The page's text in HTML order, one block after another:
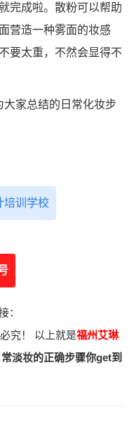
成啦。散粉可以帮助
营造一种雾面的妆感
要太重，不然会显得不
大家总结的日常化妆步
培训学校
：
究！ 以上就是福州艾琳
常淡妆的正确步骤你get到